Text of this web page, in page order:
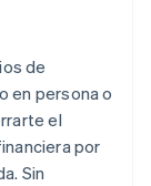
de
en persona o
el
por
Sin